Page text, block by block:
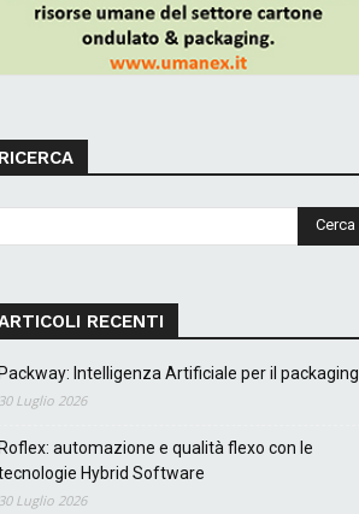
RECENTI
Intelligenza Artificiale per il packaging
Luglio 2026
automazione e qualità flexo con le
Hybrid Software
Luglio 2026